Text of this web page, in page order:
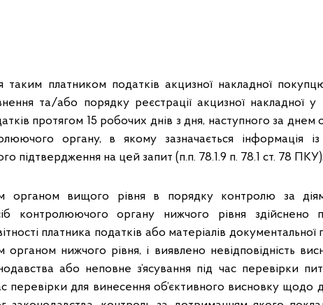
таким платником податків акцизної накладної
та/або порядку реєстрації акцизної накладної у
протягом 15 робочих днів з дня, наступного за
органу, в якому зазначається інформація
підтвердження на цей запит (п.п. 78.1.9 п. 78.1 ст. 78 ПКУ);
органом вищого рівня в порядку контролю за
контролюючого органу нижчого рівня здійснено
платника податків або матеріалів
нижчого рівня, і виявлено невідповідність
або неповне з’ясування під час перевірки
перевірки для винесення об’єктивного висновку